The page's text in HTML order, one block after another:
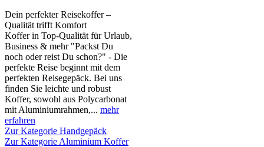
Dein perfekter Reisekoffer –
Qualität trifft Komfort
Koffer in Top-Qualität für Urlaub,
Business & mehr "Packst Du
noch oder reist Du schon?" - Die
perfekte Reise beginnt mit dem
perfekten Reisegepäck. Bei uns
finden Sie leichte und robust
Koffer, sowohl aus Polycarbonat
mit Aluminiumrahmen,... mehr
erfahren
Zur Kategorie Handgepäck
Zur Kategorie Aluminium Koffer